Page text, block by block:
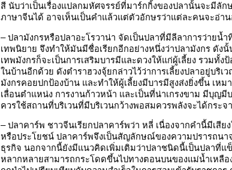
สี นับว่าเป็นเรื่องแปลกมหัศจรรย์ที่มาร์กกิ้งของปลานั้นจะมีลั
ภาษาจีนได้ อาจเห็นเป็นคำแล้วแต่ตัวอักษรว่าแต่ละคนจะอ่าน
– ปลามังกรหรือปลาอะโรวาน่า จัดเป็นปลาที่มีลีลาการว่ายน้
เทพนิยาย จึงทำให้มันมีชื่อเรียกอีกอย่างหนึ่งว่าปลามังกร ดัง
เทพมังกรก็จะเป็นการเสริมบารมีและดวงให้แก่ผู้เลี้ยง รวมทั้
ในบ้านอีกด้วย ดังตำราฮวงจุ้ยกล่าวไว้ว่าการเลี้ยงปลาอยู่บริ
มังกรคอยปกป้องบ้าน และทำให้ผู้เลี้ยงมีบารมีสูงส่งยิ่งขึ้น เห
เลื่อนตำแหน่ง การงานก้าวหน้า และเป็นที่น่าเกรงขาม มีบุญ
ควรใช้สถานที่บริเวนที่มีบริเวนกว้างพอสมควรพลังจะได้กระจ
– ปลาคาร์พ ชาวจีนเรียกปลาคาร์พว่า หลี่ เนื่องจากคำนี้มีเสีย
หรือประโยชน์ ปลาคาร์พจึงเป็นสัญลักษณ์ของความปรารถนา
ธุรกิจ นอกจากนี้ยังมีแนวคิดเพิ่มเติมว่าปลาชนิดนี้เป็นปลาที่แ
หลากหลายสามารถกระโดดขึ้นไปทางตอนบนของแม่น้ำเหลื